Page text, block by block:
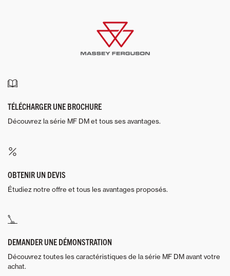
TÉLÉCHARGER UNE BROCHURE
Découvrez la série MF DM et tous ses avantages.
OBTENIR UN DEVIS
Étudiez notre offre et tous les avantages proposés.
DEMANDER UNE DÉMONSTRATION
Découvrez toutes les caractéristiques de la série MF DM avant votre
achat.